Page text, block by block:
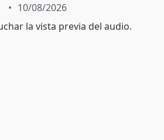
10/08/2026